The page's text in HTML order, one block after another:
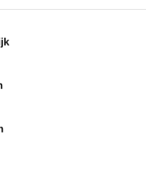
voor jou